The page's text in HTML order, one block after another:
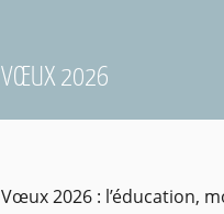
VŒUX 2026
Vœux 2026 : l’éducation,